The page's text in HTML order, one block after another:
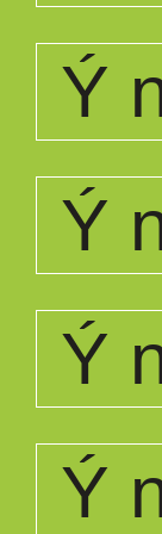
Ý
Ý
Ý
Ý